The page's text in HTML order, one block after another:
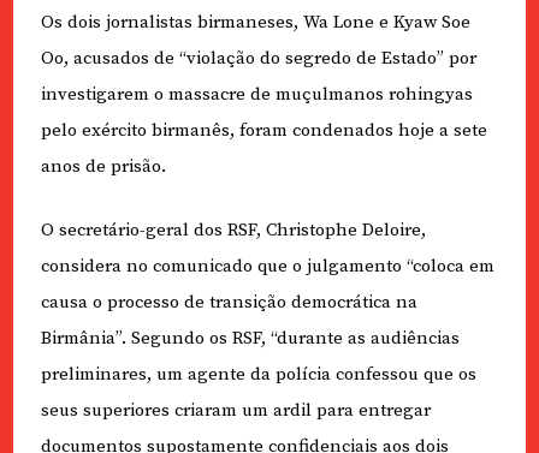
Os dois jornalistas birmaneses, Wa Lone e Kyaw Soe
Oo, acusados de “violação do segredo de Estado” por
investigarem o massacre de muçulmanos rohingyas
pelo exército birmanês, foram condenados hoje a sete
anos de prisão.
O secretário-geral dos RSF, Christophe Deloire,
considera no comunicado que o julgamento “coloca em
causa o processo de transição democrática na
Birmânia”. Segundo os RSF, “durante as audiências
preliminares, um agente da polícia confessou que os
seus superiores criaram um ardil para entregar
documentos supostamente confidenciais aos dois